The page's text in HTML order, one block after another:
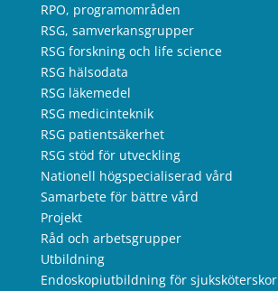
RPO, programområden
RSG, samverkansgrupper
RSG forskning och life science
RSG hälsodata
RSG läkemedel
RSG medicinteknik
RSG patientsäkerhet
RSG stöd för utveckling
Nationell högspecialiserad vård
Samarbete för bättre vård
Projekt
Råd och arbetsgrupper
Utbildning
Endoskopiutbildning för sjuksköterskor